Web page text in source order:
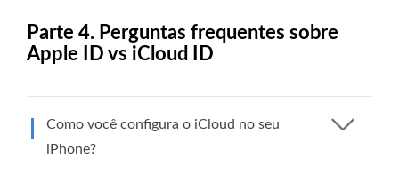
Parte 4. Perguntas frequentes sobre
Apple ID vs iCloud ID
Como você configura o iCloud no seu
iPhone?